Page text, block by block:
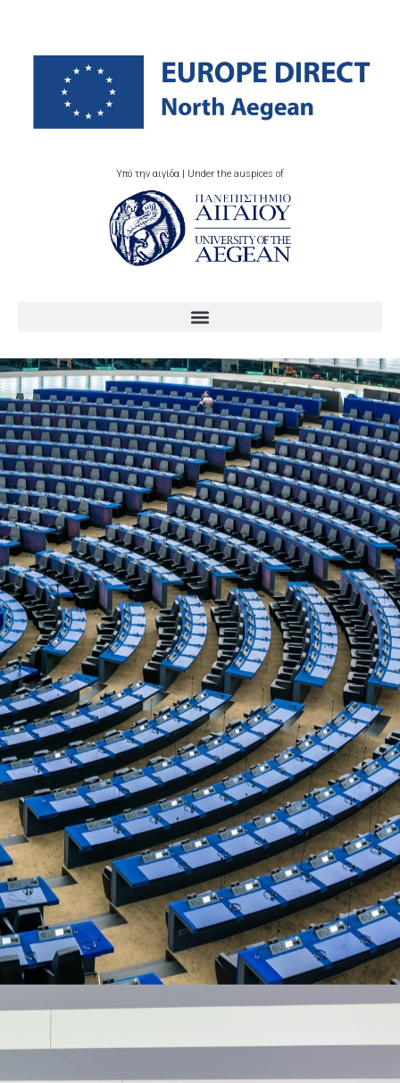
Υπό την αιγίδα | Under the auspices of